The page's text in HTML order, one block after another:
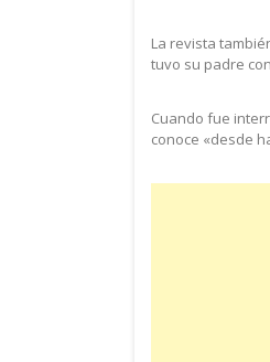
La revista
tuvo su padre
Cuando fue
conoce «desde